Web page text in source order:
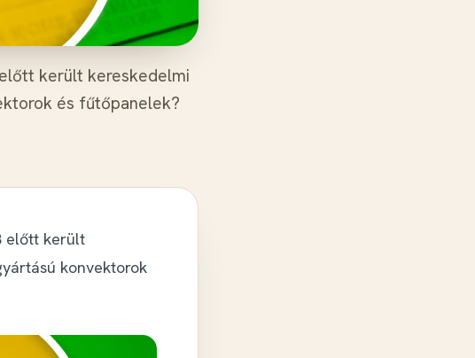
került kereskedelmi
és fűtőpanelek?
előtt került
konvektorok